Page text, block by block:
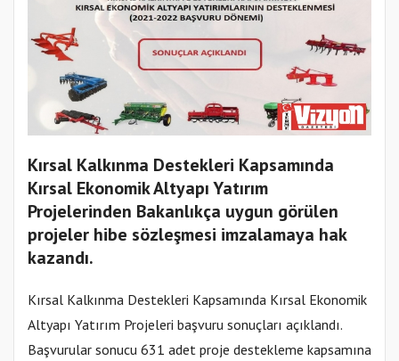
Kırsal Kalkınma Destekleri Kapsamında
Kırsal Ekonomik Altyapı Yatırım
Projelerinden Bakanlıkça uygun görülen
projeler hibe sözleşmesi imzalamaya hak
kazandı.
Kırsal Kalkınma Destekleri Kapsamında Kırsal Ekonomik
Altyapı Yatırım Projeleri başvuru sonuçları açıklandı.
Başvurular sonucu 631 adet proje destekleme kapsamına